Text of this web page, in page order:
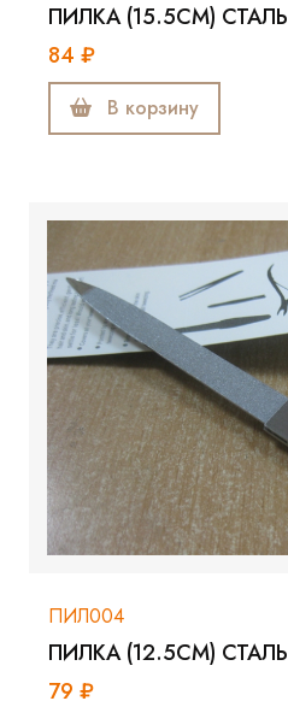
ПИЛКА (15.5СМ) СТАЛЬ
84 ₽
В корзину
ПИЛ004
ПИЛКА (12.5СМ) СТАЛЬ
79 ₽